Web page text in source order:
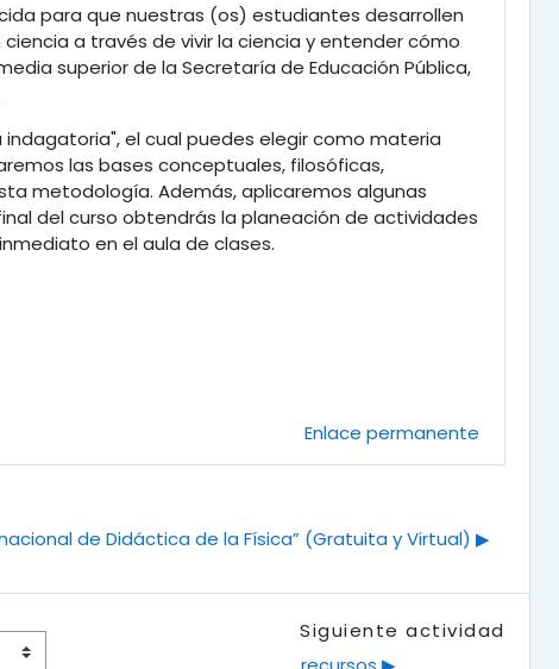
para que nuestras (os) estudiantes desarrollen
a través de vivir la ciencia y entender cómo
superior de la Secretaría de Educación Pública,
el cual puedes elegir como materia
las bases conceptuales, filosóficas,
metodología. Además, aplicaremos algunas
del curso obtendrás la planeación de actividades
en el aula de clases.
Enlace permanente
de Didáctica de la Física” (Gratuita y Virtual) ▶︎
Siguiente actividad